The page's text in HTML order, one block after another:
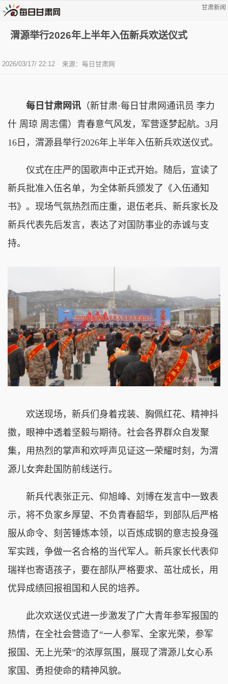
甘肃新闻
渭源举行2026年上半年入伍新兵欢送仪式
2026/03/17/ 22:12 来源：每日甘肃网
每日甘肃网讯 （新甘肃·每日甘肃网通讯员 李力
什 周琼 周志儒） 青春意气风发，军营逐梦起航。3月
16日，渭源县举行2026年上半年入伍新兵欢送仪式。
仪式在庄严的国歌声中正式开始。随后，宣读了
新兵批准入伍名单，为全体新兵颁发了《入伍通知
书》。现场气氛热烈而庄重，退伍老兵、新兵家长及
新兵代表先后发言，表达了对国防事业的赤诚与支
持。
欢送现场，新兵们身着戎装、胸佩红花、精神抖
擞，眼神中透着坚毅与期待。社会各界群众自发聚
集，用热烈的掌声和欢呼声见证这一荣耀时刻，为渭
源儿女奔赴国防前线送行。
新兵代表张正元、仰旭峰、刘博在发言中一致表
示，将不负家乡厚望、不负青春韶华，到部队后严格
服从命令、刻苦锤炼本领，以百炼成钢的意志投身强
军实践，争做一名合格的当代军人。新兵家长代表仰
瑞祥也寄语孩子，要在部队严格要求、茁壮成长，用
优异成绩回报祖国和人民的培养。
此次欢送仪式进一步激发了广大青年参军报国的
热情，在全社会营造了“一人参军、全家光荣，参军
报国、无上光荣”的浓厚氛围，展现了渭源儿女心系
家国、勇担使命的精神风貌。